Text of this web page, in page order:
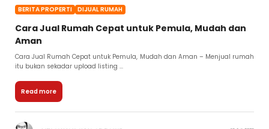
BERITA PROPERTI DIJUAL RUMAH
Cara Jual Rumah Cepat untuk Pemula, Mudah dan
Aman
Cara Jual Rumah Cepat untuk Pemula, Mudah dan Aman – Menjual rumah
itu bukan sekadar upload listing ...
Read more